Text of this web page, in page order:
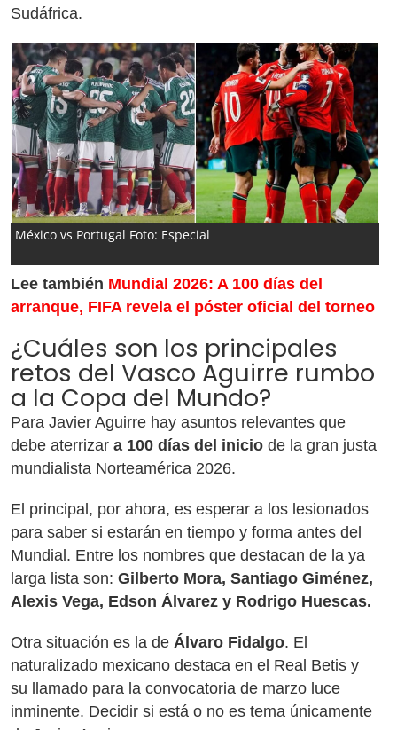
Sudáfrica.
México vs Portugal Foto: Especial
Lee también Mundial 2026: A 100 días del
arranque, FIFA revela el póster oficial del torneo
¿Cuáles son los principales
retos del Vasco Aguirre rumbo
a la Copa del Mundo?
Para Javier Aguirre hay asuntos relevantes que
debe aterrizar a 100 días del inicio de la gran justa
mundialista Norteamérica 2026.
El principal, por ahora, es esperar a los lesionados
para saber si estarán en tiempo y forma antes del
Mundial. Entre los nombres que destacan de la ya
larga lista son: Gilberto Mora, Santiago Giménez,
Alexis Vega, Edson Álvarez y Rodrigo Huescas.
Otra situación es la de Álvaro Fidalgo. El
naturalizado mexicano destaca en el Real Betis y
su llamado para la convocatoria de marzo luce
inminente. Decidir si está o no es tema únicamente